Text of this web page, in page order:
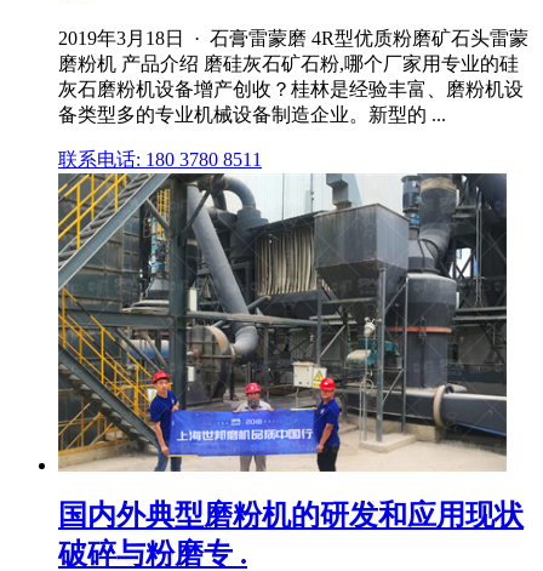
2019年3月18日 · 石膏雷蒙磨 4R型优质粉磨矿石头雷蒙
磨粉机 产品介绍 磨硅灰石矿石粉,哪个厂家用专业的硅
灰石磨粉机设备增产创收？桂林是经验丰富、磨粉机设
备类型多的专业机械设备制造企业。新型的 ...
联系电话: 180 3780 8511
国内外典型磨粉机的研发和应用现状
破碎与粉磨专 .